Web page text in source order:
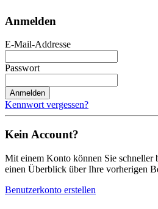
Anmelden
E-Mail-Addresse
Passwort
Anmelden
Kennwort vergessen?
Kein Account?
Mit einem Konto können Sie schneller
einen Überblick über Ihre vorherigen
Benutzerkonto erstellen